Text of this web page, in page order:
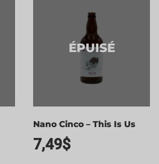
ÉPUISÉ
Nano Cinco – This Is Us
7,49$